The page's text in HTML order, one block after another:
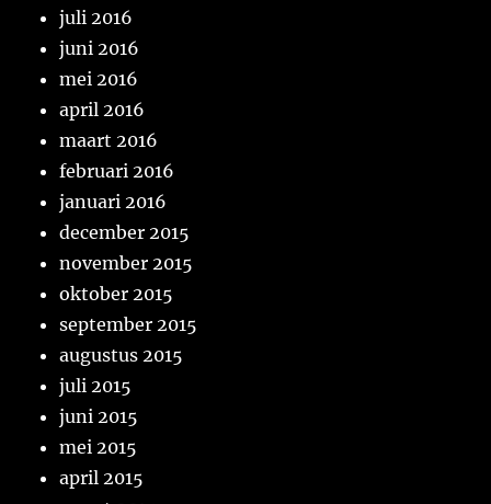
juli 2016
juni 2016
mei 2016
april 2016
maart 2016
februari 2016
januari 2016
december 2015
november 2015
oktober 2015
september 2015
augustus 2015
juli 2015
juni 2015
mei 2015
april 2015